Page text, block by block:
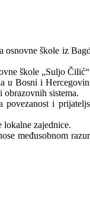
škole iz
škole „Suljo
u Bosni i
sistema.
i
lokalne zajednice.
međusobnom